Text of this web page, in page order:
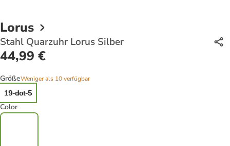
Lorus
Stahl Quarzuhr Lorus Silber
44,99 €
GrößeWeniger als 10 verfügbar
19-dot-5
Color